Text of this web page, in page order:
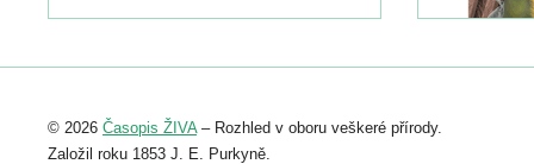
Registrovat se můžete do 6. září.
abstraktu přihlášené přednášky nebo
posteru je už 30. června.
© 2026 Časopis ŽIVA– Rozhled v oboru veškeré přírody.
Založil roku 1853 J. E. Purkyně.